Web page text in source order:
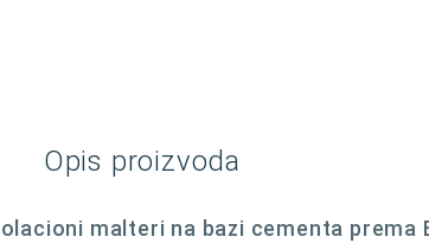
Opis proizvoda
malteri na bazi cementa prema